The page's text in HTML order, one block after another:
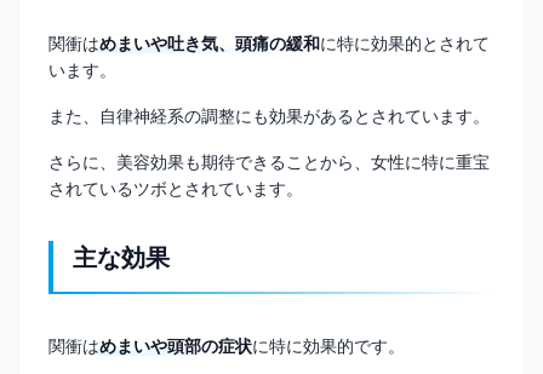
関衝はめまいや吐き気、頭痛の緩和に特に効果的とされて
います。
また、自律神経系の調整にも効果があるとされています。
さらに、美容効果も期待できることから、女性に特に重宝
されているツボとされています。
主な効果
関衝はめまいや頭部の症状に特に効果的です。